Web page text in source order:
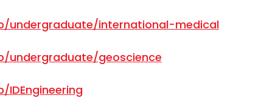
undergraduate/international-medical
undergraduate/geoscience